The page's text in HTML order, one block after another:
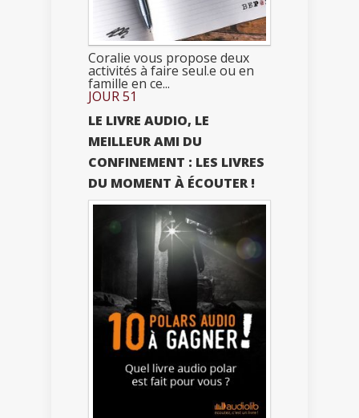
Coralie vous propose deux
activités à faire seul.e ou en
famille en ce...
JOUR 51
LE LIVRE AUDIO, LE
MEILLEUR AMI DU
CONFINEMENT : LES LIVRES
DU MOMENT À ÉCOUTER !